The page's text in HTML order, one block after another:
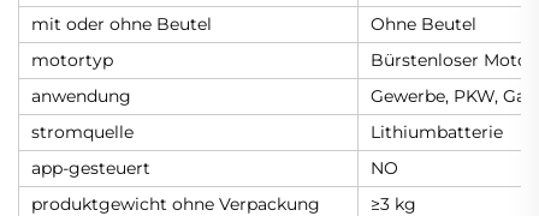
mit oder ohne Beutel
Ohne Beutel
motortyp
Bürstenloser Motor
anwendung
Gewerbe, PKW,
stromquelle
Lithiumbatterie
app-gesteuert
NO
produktgewicht ohne Verpackung
≥3 kg